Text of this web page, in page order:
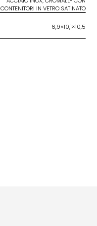
CONTENITORI IN VETRO SATINATO
6,9×10,1×10,5